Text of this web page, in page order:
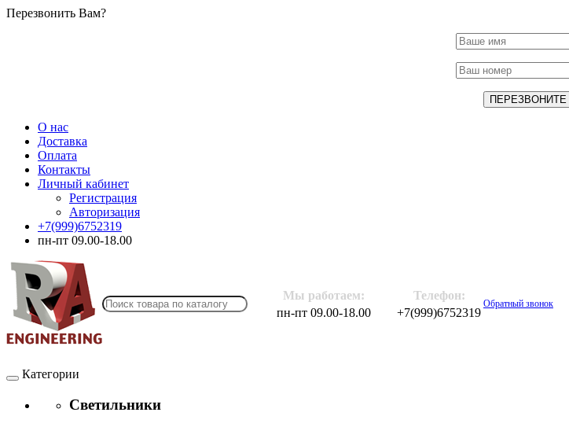
Перезвонить Вам?
О нас
Доставка
Оплата
Контакты
Личный кабинет
Регистрация
Авторизация
+7(999)6752319
пн-пт 09.00-18.00
Мы работаем:
Телефон:
пн-пт 09.00-18.00
+7(999)6752319
Обратный звонок
Категории
Светильники